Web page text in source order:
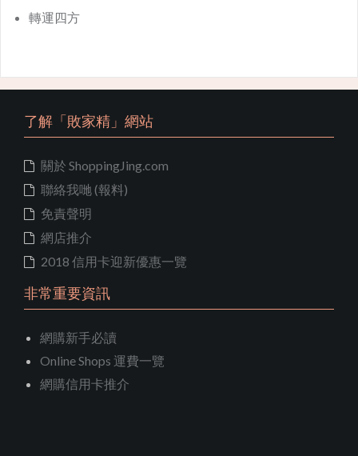
轉運四方
了解「敗家精」網站
關於 ShoppingJing.com
聯絡我哋 (報料)
免責聲明
網店推介
2018 信用卡迎新優惠一覽
非常重要資訊
網購新手必讀
Online Shops 運費一覽
網購信用卡推介